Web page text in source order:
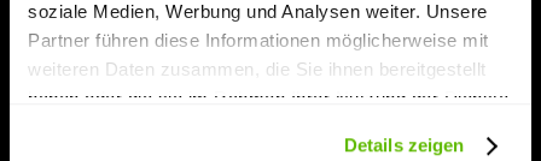
soziale Medien, Werbung und Analysen weiter. Unsere
Partner führen diese Informationen möglicherweise mit
weiteren Daten zusammen, die Sie ihnen bereitgestellt
haben oder die sie im Rahmen Ihrer Nutzung der Dienste
Details zeigen